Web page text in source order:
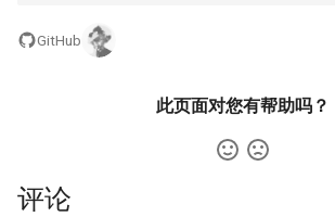
29. 顺时针打印矩阵
30. 包含 min 函数的栈
32.1. 从上到下打印二叉树
24. 反转链表
25. 链表中的两数相加
27. 回文链表
GitHub
此页面对您有帮助吗？
评论